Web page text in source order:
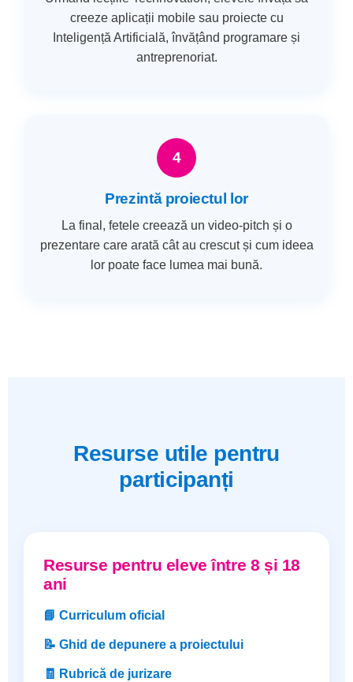
creeze aplicații mobile sau proiecte cu
Inteligență Artificială, învățând programare și
antreprenoriat.
4
Prezintă proiectul lor
La final, fetele creează un video-pitch și o
prezentare care arată cât au crescut și cum ideea
lor poate face lumea mai bună.
Resurse utile pentru
participanți
Resurse pentru eleve între 8 și 18
ani
📘 Curriculum oficial
📝 Ghid de depunere a proiectului
🧾 Rubrică de jurizare